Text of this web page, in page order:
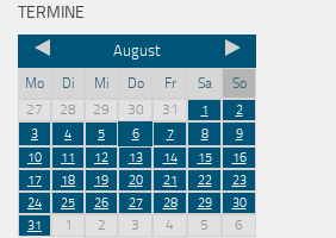
TERMINE
August
Mo Di Mi Do Fr Sa
So
27
28 29 30 31 1
2
3
4 5 6 7 8
9
10
11 12 13 14 15
16
17
18 19 20 21 22
23
24
25 26 27 28 29
30
31
1 2 3 4 5 6